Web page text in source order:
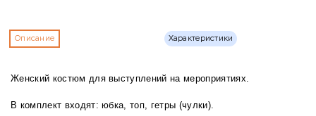
Описание Характеристики
Женский костюм для выступлений на мероприятиях.
В комплект входят: юбка, топ, гетры (чулки).